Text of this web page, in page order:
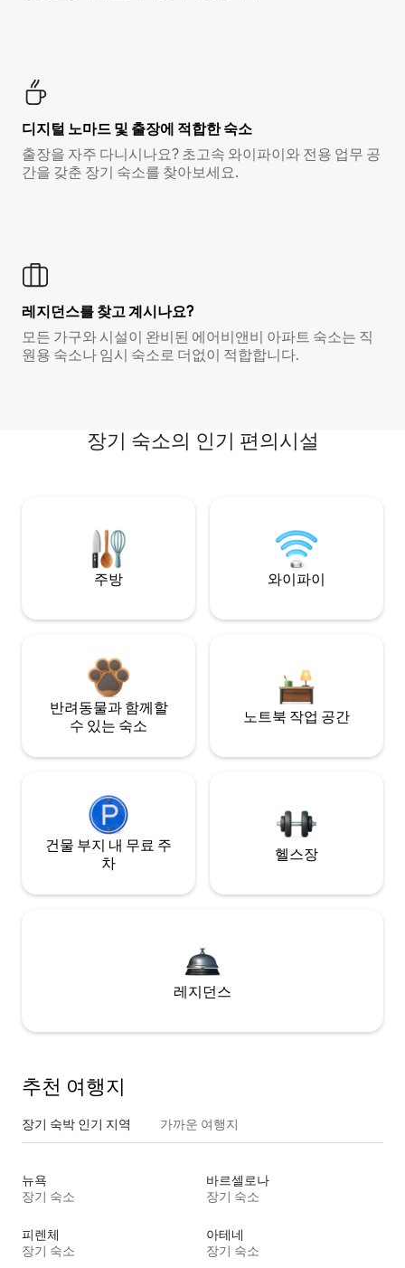
디지털 노마드 및 출장에 적합한 숙소
출장을 자주 다니시나요? 초고속 와이파이와 전용 업무 공
간을 갖춘 장기 숙소를 찾아보세요.
레지던스를 찾고 계시나요?
모든 가구와 시설이 완비된 에어비앤비 아파트 숙소는 직
원용 숙소나 임시 숙소로 더없이 적합합니다.
장기 숙소의 인기 편의시설
주방 와이파이
반려동물과 함께할
수 있는 숙소
노트북 작업 공간
건물 부지 내 무료 주
차
헬스장
레지던스
추천 여행지
장기 숙박 인기 지역 가까운 여행지
뉴욕
장기 숙소
바르셀로나
장기 숙소
피렌체
장기 숙소
아테네
장기 숙소